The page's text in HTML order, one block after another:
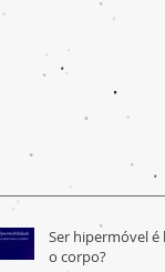
Ser hipermóvel é
o corpo?